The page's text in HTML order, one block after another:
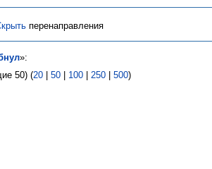
перенаправления
»:
50) (20 50 100 250 500)